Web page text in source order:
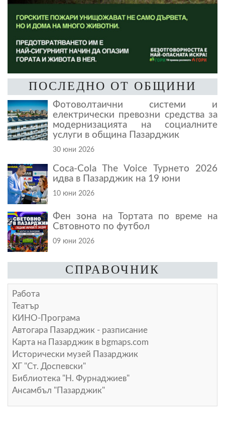
ПОСЛЕДНО ОТ ОБЩИНИ
Фотоволтаични системи и
електрически превозни средства за
модернизацията на социалните
услуги в община Пазарджик
30 юни 2026
Coca-Cola The Voice Турнето 2026
идва в Пазарджик на 19 юни
10 юни 2026
Фен зона на Тортата по време на
Свтовното по футбол
09 юни 2026
СПРАВОЧНИК
Работа
Театър
КИНО-Програма
Автогара Пазарджик - разписание
Карта на Пазарджик в bgmaps.com
Исторически музей Пазарджик
ХГ "Ст. Доспевски"
Библиотека "Н. Фурнаджиев"
Ансамбъл "Пазарджик"